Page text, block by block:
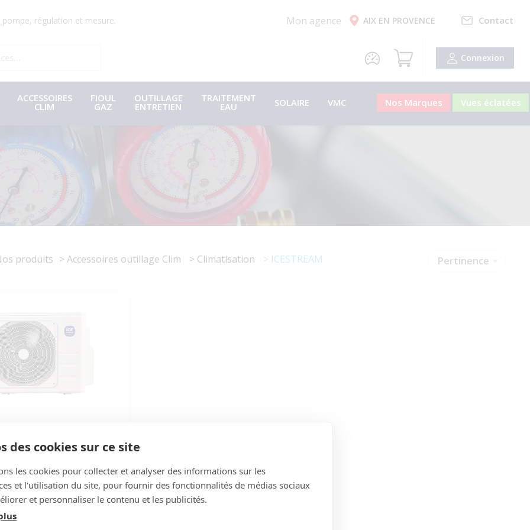
régulation et mesure. Mon agence AIX EN PROVENCE Contact
Connexion
ACCESSOIRES
CLIM
FIOUL
GAZ
OUTILLAGE
ENTRETIEN
TRAITEMENT
EAU SOLAIRE VMC Nos Marques Vues éclatées
produits Accessoires outillage Clim Climatisation ICESTREAM
: 905531
des cookies sur ce site
les cookies pour collecter et analyser des informations sur les
et l'utilisation du site, pour fournir des fonctionnalités de médias sociaux
et personnaliser le contenu et les publicités.